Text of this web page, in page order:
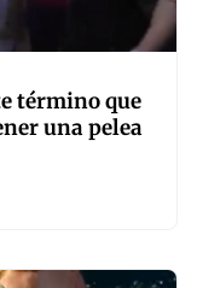
término que
una pelea